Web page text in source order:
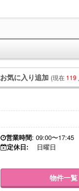
お気に入り追加 (現在 119
営業時間: 09:00〜17:45
定休日:
日曜日
物件一覧